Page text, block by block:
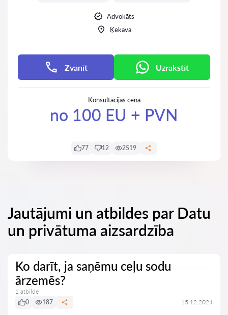
Advokāts
Ķekava
Zvanīt Uzrakstīt
Konsultācijas cena
no 100 EU + PVN
77 12 2519
Jautājumi un atbildes par Datu
un privātuma aizsardzība
Ko darīt, ja saņēmu ceļu sodu
ārzemēs?
1 atbilde
0
187 15.12.2024